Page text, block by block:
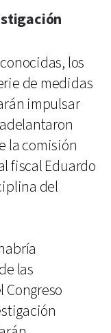
los
de medidas
impulsar
la comisión
fiscal Eduardo
del
las